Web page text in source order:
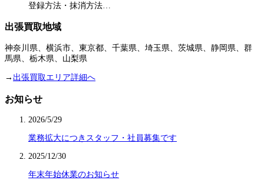
登録方法・抹消方法…
出張買取地域
神奈川県、横浜市、東京都、千葉県、埼玉県、茨城県、静岡県、群
馬県、栃木県、山梨県
→ 出張買取エリア詳細へ
お知らせ
2026/5/29
業務拡大につきスタッフ・社員募集です
2025/12/30
年末年始休業のお知らせ